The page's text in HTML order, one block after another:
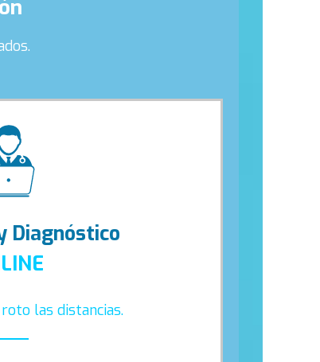
Diagnóstico
las distancias.